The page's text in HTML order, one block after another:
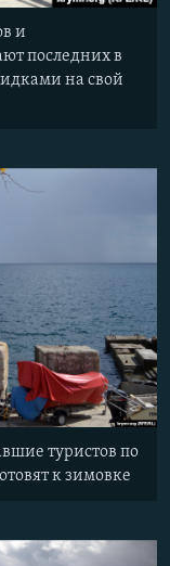
и
последних в
на свой
туристов по
к зимовке